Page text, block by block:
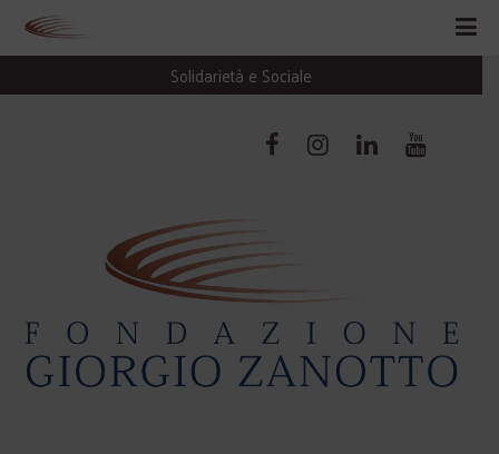
Solidarietà e Sociale